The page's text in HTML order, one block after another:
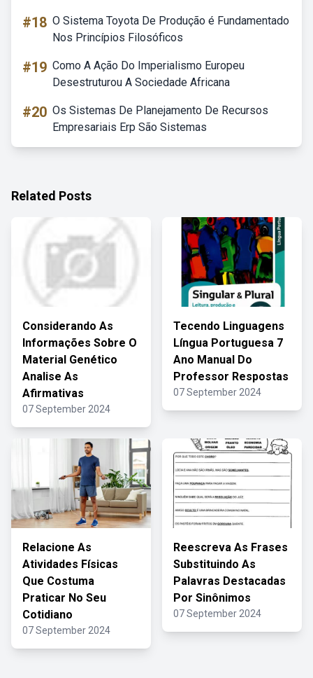
#18 O Sistema Toyota De Produção é Fundamentado
Nos Princípios Filosóficos
#19 Como A Ação Do Imperialismo Europeu
Desestruturou A Sociedade Africana
#20 Os Sistemas De Planejamento De Recursos
Empresariais Erp São Sistemas
Related Posts
Considerando As
Informações Sobre O
Material Genético
Analise As
Afirmativas
07 September 2024
Tecendo Linguagens
Língua Portuguesa 7
Ano Manual Do
Professor Respostas
07 September 2024
Relacione As
Atividades Físicas
Que Costuma
Praticar No Seu
Cotidiano
07 September 2024
Reescreva As Frases
Substituindo As
Palavras Destacadas
Por Sinônimos
07 September 2024